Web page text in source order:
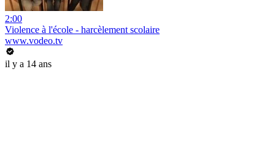
2:00
Violence à l'école - harcèlement scolaire
www.vodeo.tv
il y a 14 ans